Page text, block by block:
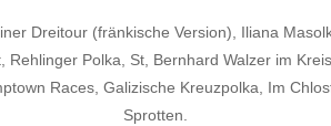
Dreitour (fränkische Version), Iliana
Rehlinger Polka, St, Bernhard Walzer im
Races, Galizische Kreuzpolka, Im
Sprotten.